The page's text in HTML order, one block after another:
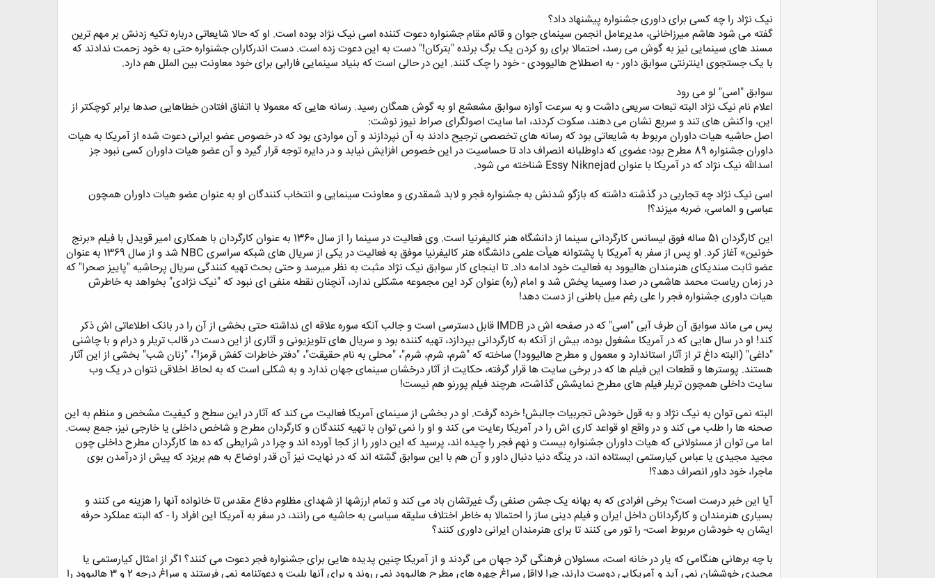
نیک نژاد را چه کسی برای داوری جشنواره پیشنهاد داد؟
گفته می شود هاشم میرزاخانی، مدیرعامل انجمن سینمای جوان و قائم مقام جشنواره دعوت کننده اسی نیک نژاد بوده است. او که حالا شایعاتی درباره تکیه زدنش بر مهم ترین
مسند های سینمایی نیز به گوش می رسد، احتمالا برای رو کردن یک برگ برنده "بترکان!" دست به این دعوت زده است. دست اندرکاران جشنواره حتی به خود زحمت ندادند که
با یک جستجوی اینترنتی سوابق داور - به اصطلاح هالیوودی - خود را چک کنند. این در حالی است که بنیاد سینمایی فارابی برای خود معاونت بین الملل هم دارد.
سوابق "اسی" لو می رود
اعلام نام نیک نژاد البته تبعات سریعی داشت و به سرعت آوازه سوابق مشعشع او به گوش همگان رسید. رسانه هایی که معمولا با اتفاق افتادن خطاهایی صدها برابر کوچکتر از
این، واکنش های تند و سریع نشان می دهند، سکوت کردند، اما سایت اصولگرای صراط نیوز نوشت:
اصل حاشیه هیات داوران مربوط به شایعاتی بود که رسانه های تخصصی ترجیح دادند به آن نپردازند و آن مواردی بود که در خصوص عضو ایرانی دعوت شده از آمریکا به هیات
داوران جشنواره 89 مطرح بود؛ عضوی که داوطلبانه انصراف داد تا حساسیت در این خصوص افزایش نیابد و در دایره توجه قرار گیرد و آن عضو هیات داوران کسی نبود جز
اسدالله نیک نژاد که در آمریکا با عنوان Essy Niknejad شناخته می شود.
اسی نیک نژاد چه تجاربی در گذشته داشته که بازگو شدنش به جشنواره فجر و لابد شمقدری و معاونت سینمایی و انتخاب کنندگان او به عنوان عضو هیات داوران همچون
عباسی و الماسی، ضربه می‏زند؟!
این کارگردان 51 ساله فوق لیسانس کارگردانی سینما از دانشگاه هنر کالیفرنیا است. وی فعالیت در سینما را از سال 1360 به عنوان کارگردان با همکاری امیر قویدل با فیلم «برنج
خونین» آغاز کرد. او پس از سفر به آمریکا با پشتوانه هیأت علمی دانشگاه هنر کالیفرنیا موفق به فعالیت در یکی از سریال های شبکه سراسری NBC شد و از سال 1369 به عنوان
عضو ثابت سندیکای هنرمندان هالیوود به فعالیت خود ادامه داد. تا اینجای کار سوابق نیک نژاد مثبت به نظر می‏رسد و حتی بحث تهیه کنندگی سریال پرحاشیه "پاییز صحرا" که
در زمان ریاست محمد هاشمی در صدا وسیما پخش شد و امام (ره) عنوان کرد این مجموعه مشکلی ندارد، آنچنان نقطه منفی ای نبود که "نیک نژادی" بخواهد به خاطرش
هیات داوری جشنواره فجر را علی رغم میل باطنی از دست دهد!
پس می ماند سوابق آن طرف آبی "اسی" که در صفحه اش در IMDB قابل دسترسی است و جالب آنکه سوره علاقه ای نداشته حتی بخشی از آن را در بانک اطلاعاتی اش ذکر
کند! او در سال هایی که در آمریکا مشغول بوده، بیش از آنکه به کارگردانی بپردازد، تهیه کننده بود و سریال های تلویزیونی و آثاری از این دست در قالب تریلر و درام و با چاشنی
"داغی" (البته داغ تر از آثار استاندارد و معمول و مطرح هالیوود!) ساخته که "شرم، شرم، شرم"، "محلی به نام حقیقت"، "دفتر خاطرات کفش قرمز!"، "زنان شب" بخشی از این آثار
هستند. پوسترها و قطعات این فیلم ها که در برخی سایت ها قرار گرفته، حکایت از آثار درخشان سینمای جهان ندارد و به شکلی است که به لحاظ اخلاقی نتوان در یک وب
سایت داخلی همچون تریلر فیلم های مطرح نمایشش گذاشت، هرچند فیلم پورنو هم نیست!
البته نمی توان به نیک نژاد و به قول خودش تجربیات جالبش! خرده گرفت. او در بخشی از سینمای آمریکا فعالیت می کند که آثار در این سطح و کیفیت مشخص و منظم به این
صحنه ها را طلب می کند و در واقع او قواعد کاری اش را در آمریکا رعایت می کند و او را نمی توان با تهیه کنندگان و کارگردان مطرح و شاخص داخلی یا خارجی نیز، جمع بست.
اما می توان از مسئولانی که هیات داوران جشنواره بیست و نهم فجر را چیده اند، پرسید که این داور را از کجا آورده اند و چرا در شرایطی که ده ها کارگردان مطرح داخلی چون
مجید مجیدی یا عباس کیارستمی ایستاده اند، در ینگه دنیا دنبال داور و آن هم با این سوابق گشته اند که در نهایت نیز آن قدر اوضاع به هم بریزد که پیش از درآمدن بوی
ماجرا، خود داور انصراف دهد؟!
آیا این خبر درست است؟ برخی افرادی که به بهانه یک جشن صنفی رگ غیرتشان باد می کند و تمام ارزشها از شهدای مظلوم دفاع مقدس تا خانواده آنها را هزینه می کنند و
بسیاری هنرمندان و کارگردانان داخل ایران و فیلم دینی ساز را احتمالا به خاطر اختلاف سلیقه سیاسی به حاشیه می رانند، در سفر به آمریکا این افراد را - که البته عملکرد حرفه
ایشان به خودشان مربوط است- را تور می کنند تا برای هنرمندان ایرانی داوری کنند؟
با چه برهانی هنگامی که یار در خانه است، مسئولان فرهنگی گرد جهان می گردند و از آمریکا چنین پدیده هایی برای جشنواره فجر دعوت می کنند؟ اگر از امثال کیارستمی یا
مجیدی خوششان نمی آید و آمریکایی دوست دارند، چرا لااقل سراغ چهره های مطرح هالیوود نمی روند و برای آنها بلیت و دعوتنامه نمی فرستند و سراغ درجه 2 و 3 هالیوود را